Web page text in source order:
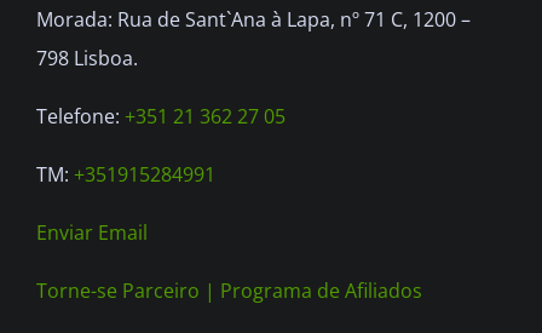
chosen
on
the
page
Morada: Rua de Sant`Ana à Lapa, nº 71 C, 1200 –
798 Lisboa.
Telefone: +351 21 362 27 05
TM: +351915284991
Enviar Email
Torne-se Parceiro | Programa de Afiliados